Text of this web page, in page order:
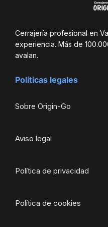
Cerrajería profesional en
experiencia. Más de
avalan.
Políticas legales
Sobre Origin-Go
Aviso legal
Política de privacidad
Política de cookies